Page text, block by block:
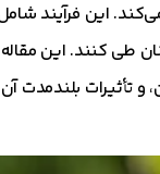
این فرآیند
طی کنند. این
و تأثیرات بلندمدت